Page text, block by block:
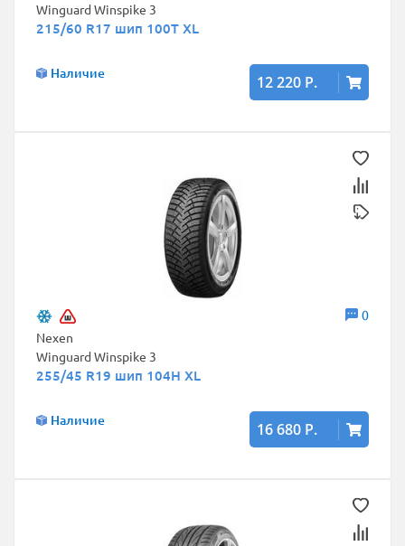
Winguard Winspike 3
215/60 R17 шип 100T XL
Наличие 12 220 Р.
0
Nexen
Winguard Winspike 3
255/45 R19 шип 104H XL
Наличие 16 680 Р.